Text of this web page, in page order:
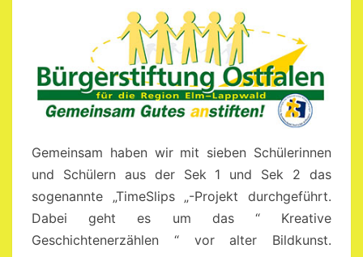
Gemeinsam haben wir mit sieben Schülerinnen
und Schülern aus der Sek 1 und Sek 2 das
sogenannte „TimeSlips „-Projekt durchgeführt.
Dabei geht es um das “ Kreative
Geschichtenerzählen “ vor alter Bildkunst.